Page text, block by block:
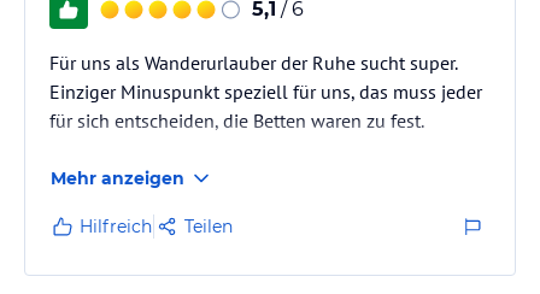
5,1 / 6
Für uns als Wanderurlauber der Ruhe sucht super.
Einziger Minuspunkt speziell für uns, das muss jeder
für sich entscheiden, die Betten waren zu fest.
Mehr anzeigen
Hilfreich Teilen